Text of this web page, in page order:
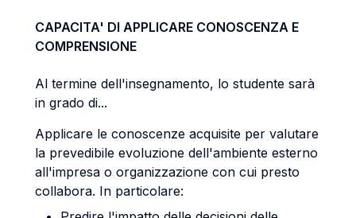
CAPACITA' DI APPLICARE CONOSCENZA E
COMPRENSIONE
Al termine dell'insegnamento, lo studente sarà
in grado di...
Applicare le conoscenze acquisite per valutare
la prevedibile evoluzione dell'ambiente esterno
all'impresa o organizzazione con cui presto
collabora. In particolare: